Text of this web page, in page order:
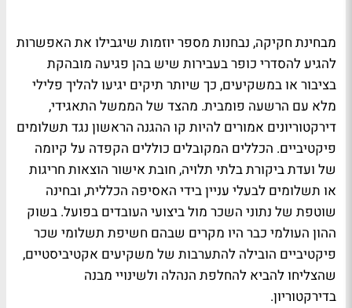
מבחינת חקיקה, נבחנות מספר יוזמות שיגבילו את האפשרות
להגיע להסדרי כופר בעבירות שיש בהן פגיעה מובהקת
בציבור או במשקיעים, כך שיותר תיקים יגיעו להליך פלילי
מלא עם הרשעה פומבית. מהצד של הממשל התאגידי,
דירקטוריונים אמורים להיות קו ההגנה הראשון נגד תשלומים
פיקטיביים. הכללים המקובלים כוללים הקפדה על קיומה
של ועדת ביקורת בלתי תלויה, חובת אישור הוצאות חריגות
או תשלומים לבעלי עניין בידי האסיפה הכללית, ובחינה
שוטפת של נתוני השכר מול ביצועי העובדים בפועל. בשוק
ההון העולמי כבר היו מקרים שבהם חשיפת תשלומי שכר
פיקטיביים הובילה להתערבות של משקיעים אקטיביסטיים,
שהצליחו להביא להחלפת הנהלה ולשינויי מבנה
בדירקטוריון.